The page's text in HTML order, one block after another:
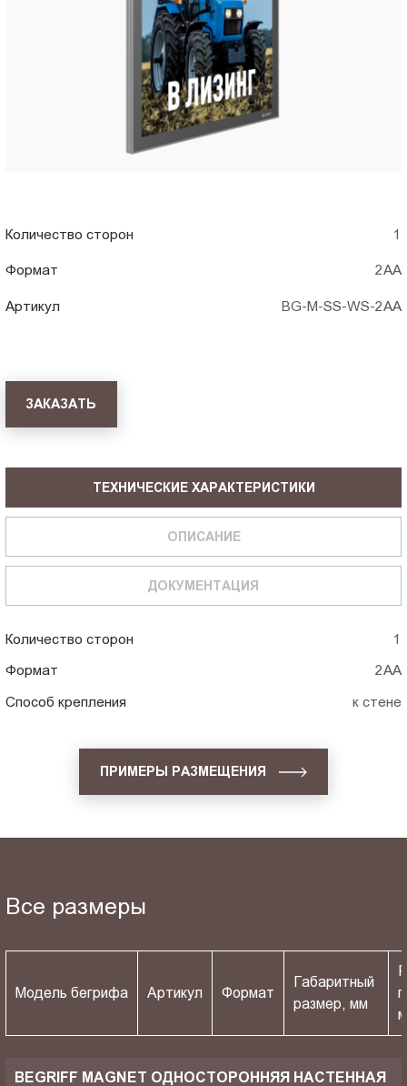
Чебоксары
Количество сторон 1
Формат 2АА
Артикул BG-M-SS-WS-2AА
ЗАКАЗАТЬ
ТЕХНИЧЕСКИЕ ХАРАКТЕРИСТИКИ
ОПИСАНИЕ
ДОКУМЕНТАЦИЯ
Количество сторон 1
Формат 2АА
Способ крепления к стене
ПРИМЕРЫ РАЗМЕЩЕНИЯ
Все размеры
Модель бегрифа Артикул Формат
Габаритный
размер, мм
BEGRIFF MAGNET ОДНОСТОРОННЯЯ НАСТЕННАЯ